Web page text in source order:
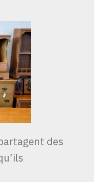
des